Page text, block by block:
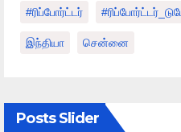
#ரிப்போர்ட்டர் #ரிப்போர்ட்டர்_டுடே
இந்தியா சென்னை
Posts Slider